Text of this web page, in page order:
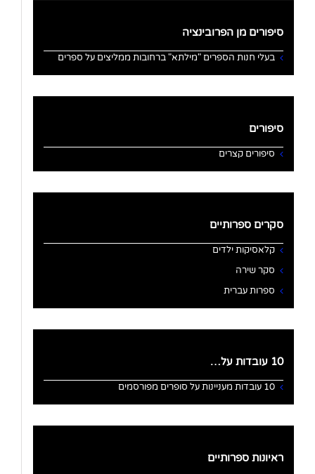
סיפורים מן הפרובינציה
בעלי חנות הספרים "מילתא" ברחובות ממליצים על ספרים
סיפורים
סיפורים קצרים
סקרים ספרותיים
קלאסיקות ילדים
סקר שירה
ספרות עברית
10 עובדות על…
10 עובדות מעניינות על סופרים מפורסמים
ראיונות ספרותיים